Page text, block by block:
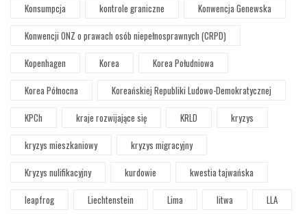
Konsumpcja
kontrole graniczne
Konwencja Genewska
Konwencji ONZ o prawach osób niepełnosprawnych (CRPD)
Kopenhagen
Korea
Korea Południowa
Korea Północna
Koreańskiej Republiki Ludowo-Demokratycznej
KPCh
kraje rozwijające się KRLD
kryzys
kryzys mieszkaniowy
kryzys migracyjny
Kryzys nulifikacyjny
kurdowie
kwestia tajwańska
leapfrog
Liechtenstein Lima litwa
LLA